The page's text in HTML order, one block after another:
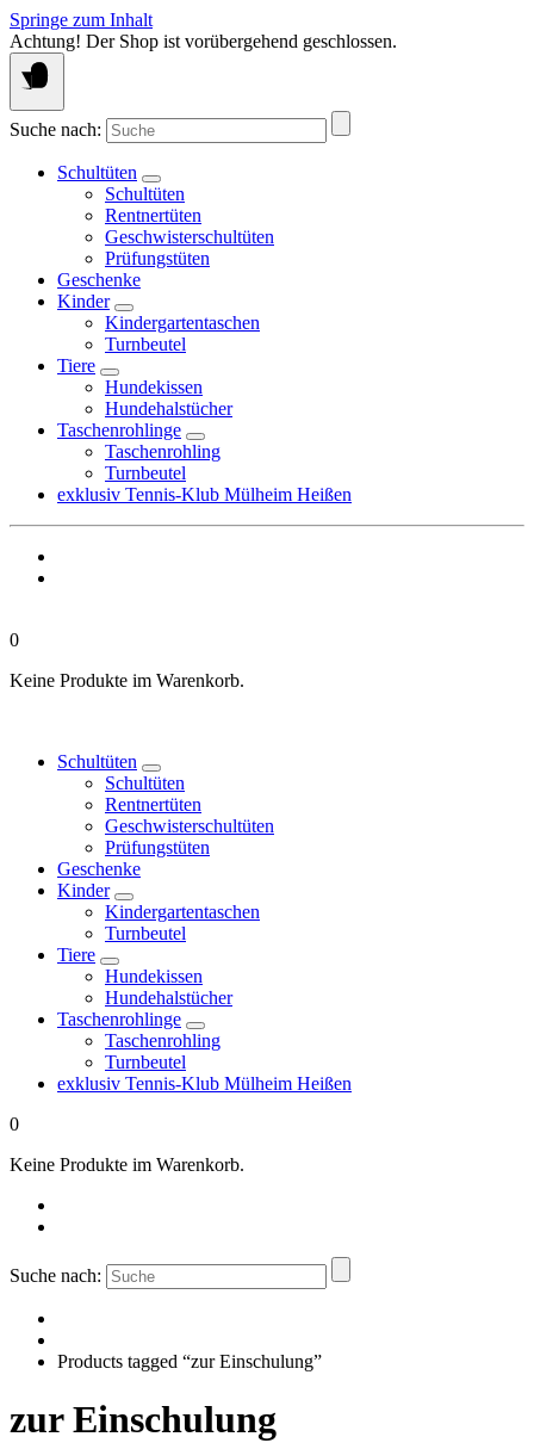
Springe zum Inhalt
Achtung! Der Shop ist vorübergehend geschlossen.
Suche nach:
Schultüten
Schultüten
Rentnertüten
Geschwisterschultüten
Prüfungstüten
Geschenke
Kinder
Kindergartentaschen
Turnbeutel
Tiere
Hundekissen
Hundehalstücher
Taschenrohlinge
Taschenrohling
Turnbeutel
exklusiv Tennis-Klub Mülheim Heißen
0
Keine Produkte im Warenkorb.
Schultüten
Schultüten
Rentnertüten
Geschwisterschultüten
Prüfungstüten
Geschenke
Kinder
Kindergartentaschen
Turnbeutel
Tiere
Hundekissen
Hundehalstücher
Taschenrohlinge
Taschenrohling
Turnbeutel
exklusiv Tennis-Klub Mülheim Heißen
0
Keine Produkte im Warenkorb.
Suche nach:
Products tagged “zur Einschulung”
zur Einschulung